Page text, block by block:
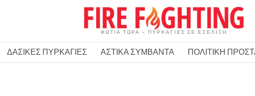
ΦΩΤΙΑ ΤΩΡΑ – ΠΥΡΚΑΓΙΕΣ ΣΕ ΕΞΕΛΙΞΗ
ΔΑΣΙΚΕΣ ΠΥΡΚΑΓΙΕΣ ΑΣΤΙΚΑ ΣΥΜΒΑΝΤΑ ΠΟΛΙΤΙΚΗ